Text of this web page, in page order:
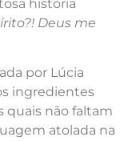
história
Deus me
por Lúcia
ingredientes
quais não faltam
atolada na